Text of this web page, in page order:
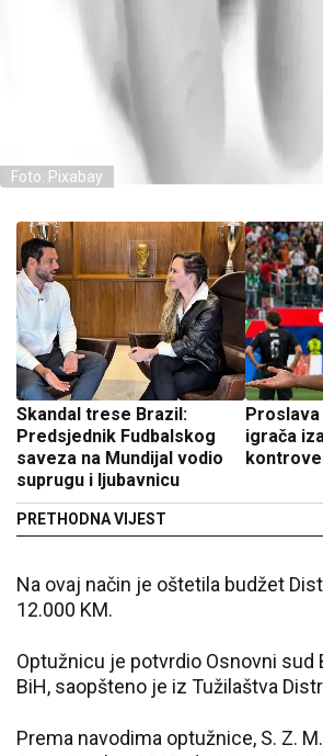
Foto: Pixabay
Skandal trese Brazil:
Predsjednik Fudbalskog
saveza na Mundijal vodio
suprugu i ljubavnicu
PRETHODNA VIJEST
igrača
Na ovaj način je oštetila budžet
12.000 KM.
Optužnicu je potvrdio Osnovni sud
BiH, saopšteno je iz Tužilaštva
Prema navodima optužnice, S. Z.